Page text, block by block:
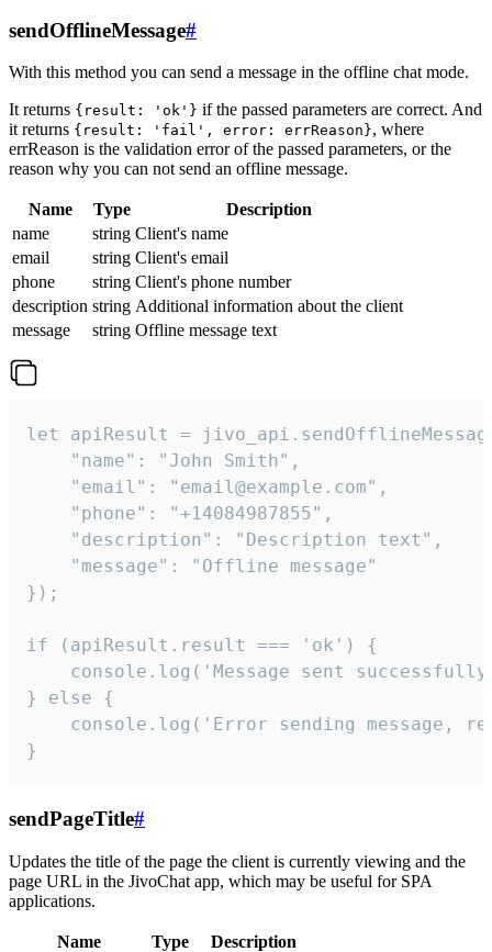
sendOfflineMessage#
With this method you can send a message in the offline chat mode.
It returns {result: 'ok'} if the passed parameters are correct. And
it returns {result: 'fail', error: errReason}, where
errReason is the validation error of the passed parameters, or the
reason why you can not send an offline message.
Name Type
Description
name
string Client's name
email
string Client's email
phone
string Client's phone number
description string Additional information about the client
message
string Offline message text
let apiResult =
    "name": "John Smith",
    "email": "email@example.com",
    "phone": "+14084987855",
    "description": "Description text",
    "message": "Offline message"
});
if (apiResult.result === 'ok') {
console.log('Message sent
} else {
console.log('Error sending message,
}
sendPageTitle#
Updates the title of the page the client is currently viewing and the
page URL in the JivoChat app, which may be useful for SPA
applications.
Name Type
Description